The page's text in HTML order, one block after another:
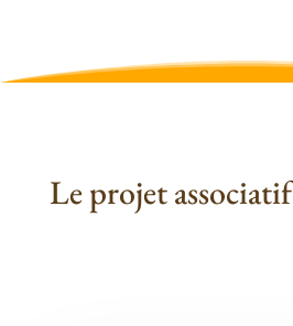
Le projet associatif